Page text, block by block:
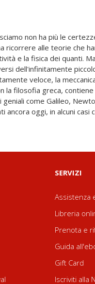
non ha più le
ricorrere alle teorie che
e la fisica dei quanti.
dell'infinitamente
veloce, la
la filosofia greca,
come Galileo,
ancora oggi, in alcuni casi
cambiare nella
il linguaggio della fisica e
indipendentemente dalle
lo saranno per
natura che ci appare
modificare alcuni
SERVIZI
Assistenza
Libreria
Prenota e
Guida
Gift Card
Iscriviti alla